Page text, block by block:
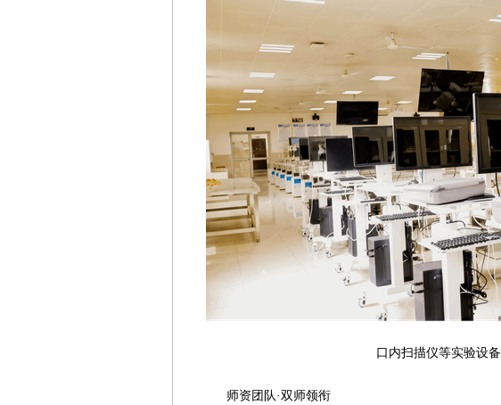
口内扫描仪等实验设备
师资团队·双师领衔